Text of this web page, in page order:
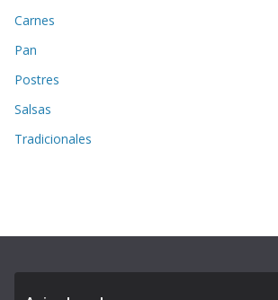
Carnes
Pan
Postres
Salsas
Tradicionales